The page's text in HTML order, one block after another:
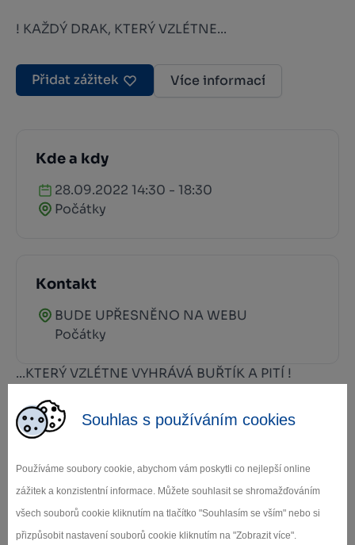
Souhlas s používáním cookies
Používáme soubory cookie, abychom vám poskytli co nejlepší online
zážitek a konzistentní informace. Můžete souhlasit se shromažďováním
všech souborů cookie kliknutím na tlačítko "Souhlasím se vším" nebo si
přizpůsobit nastavení souborů cookie kliknutím na "Zobrazit více".
! KAŽDÝ DRAK, KTERÝ VZLÉTNE...
Přidat zážitek Více informací
Kde a kdy
28.09.2022 14:30 - 18:30
Počátky
Kontakt
BUDE UPŘESNĚNO NA WEBU
Počátky
...KTERÝ VZLÉTNE VYHRÁVÁ BUŘTÍK A PITÍ !
Zamilujte si Vysočinu
Přihlaste se k odběru našeho newsletteru